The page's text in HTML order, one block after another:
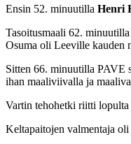
Ensin 52. minuutilla Henri
Tasoitusmaali 62.
Osuma oli Leeville kauden
Sitten 66. minuutilla PAVE
ihan maaliviivalla ja
Vartin tehohetki riitti lopulta
Keltapaitojen valmentaja